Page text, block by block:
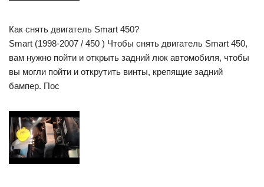
Как снять двигатель Smart 450?
Smart (1998-2007 / 450 ) Чтобы снять двигатель Smart 450,
вам нужно пойти и открыть задний люк автомобиля, чтобы
вы могли пойти и открутить винты, крепящие задний
бампер. Пос